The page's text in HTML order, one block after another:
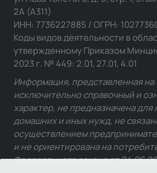
2А (А311)
ИНН: 7736227885 / ОГРН:
Коды видов деятельности в
утвержденному Приказом
2023 г. № 449: 2.01, 27.01, 4.01
Информация, представленная на
исключительно справочный и
характер, не предназначена
домашних и иных нужд, не
осуществлением
и не ориентирована на
Федерального закона от